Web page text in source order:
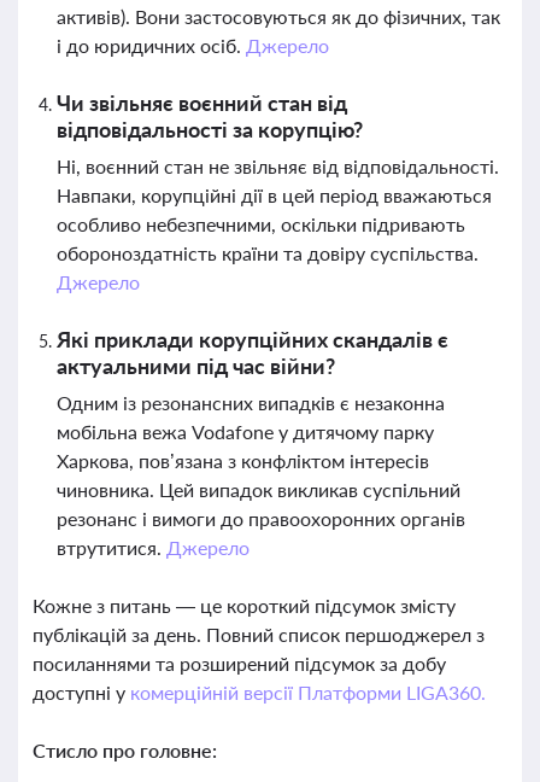
активів). Вони застосовуються як до фізичних, так
і до юридичних осіб. Джерело
Чи звільняє воєнний стан від
відповідальності за корупцію?
Ні, воєнний стан не звільняє від відповідальності.
Навпаки, корупційні дії в цей період вважаються
особливо небезпечними, оскільки підривають
обороноздатність країни та довіру суспільства.
Джерело
Які приклади корупційних скандалів є
актуальними під час війни?
Одним із резонансних випадків є незаконна
мобільна вежа Vodafone у дитячому парку
Харкова, пов’язана з конфліктом інтересів
чиновника. Цей випадок викликав суспільний
резонанс і вимоги до правоохоронних органів
втрутитися. Джерело
Кожне з питань — це короткий підсумок змісту
публікацій за день. Повний список першоджерел з
посиланнями та розширений підсумок за добу
доступні у комерційній версії Платформи LIGA360.
Стисло про головне: